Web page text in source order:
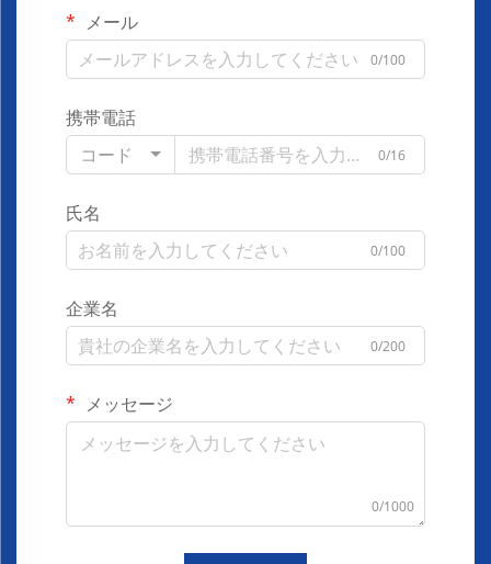
メール
0/100
携帯電話
コード
0/16
氏名
0/100
企業名
0/200
メッセージ
0/1000